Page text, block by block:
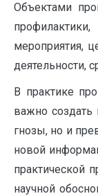
Объектами
мероприятия,
деятельности,
В практике
важно
гнозы, но и
новой
практической
научной